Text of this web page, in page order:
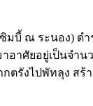
บี้ ณ ระนอง) ดำ
อาศัยอยู่เป็นจำ
รังไปพัทลุง สร้